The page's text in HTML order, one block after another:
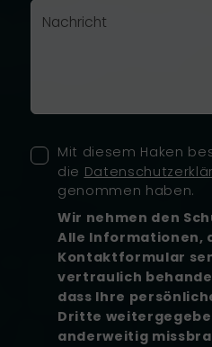
Mit diesem Haken
die
genommen haben.
Wir nehmen den
Alle Informationen,
Kontaktformular
vertraulich
dass Ihre
Dritte
anderweitig